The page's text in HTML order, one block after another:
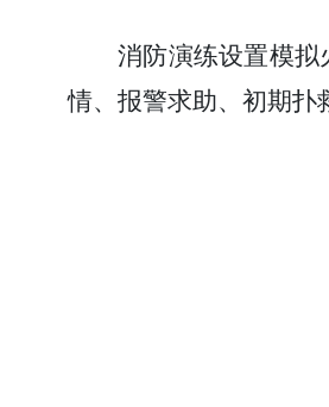
消防演练设置模拟
情、报警求助、初期扑